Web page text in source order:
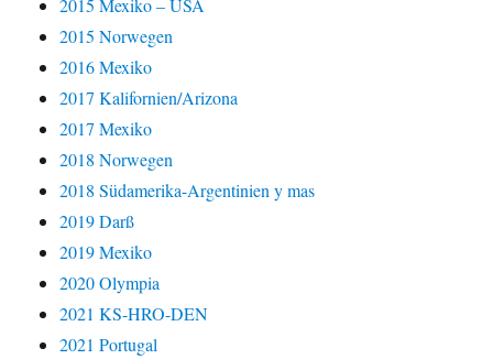
2015 Mexiko – USA
2015 Norwegen
2016 Mexiko
2017 Kalifornien/Arizona
2017 Mexiko
2018 Norwegen
2018 Südamerika-Argentinien y mas
2019 Darß
2019 Mexiko
2020 Olympia
2021 KS-HRO-DEN
2021 Portugal